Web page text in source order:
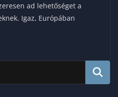
ad lehetőséget a
Igaz, Európában